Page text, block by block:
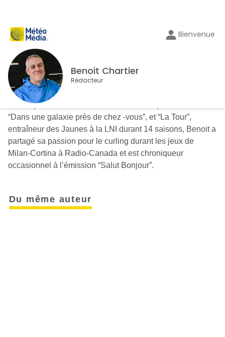
Bienvenue
Benoit Chartier
Rédacteur
Auteur pour des émissions aussi variées que “Taxi-22”,
“Dans une galaxie près de chez -vous”, et “La Tour”,
entraîneur des Jaunes à la LNI durant 14 saisons, Benoit a
partagé sa passion pour le curling durant les jeux de
Milan-Cortina à Radio-Canada et est chroniqueur
occasionnel à l’émission “Salut Bonjour”.
Du même auteur